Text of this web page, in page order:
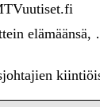
elämäänsä,